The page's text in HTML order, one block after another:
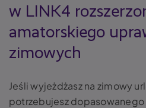
w LINK4
amatorskiego
zimowych
Jeśli wyjeżdżasz na zimowy
potrzebujesz